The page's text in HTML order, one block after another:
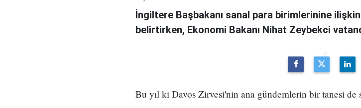
İngiltere Başbakanı sanal para birimlerinine
belirtirken, Ekonomi Bakanı Nihat Zeybekci
Bu yıl ki Davos Zirvesi'nin ana gündemlerin bir tanesi